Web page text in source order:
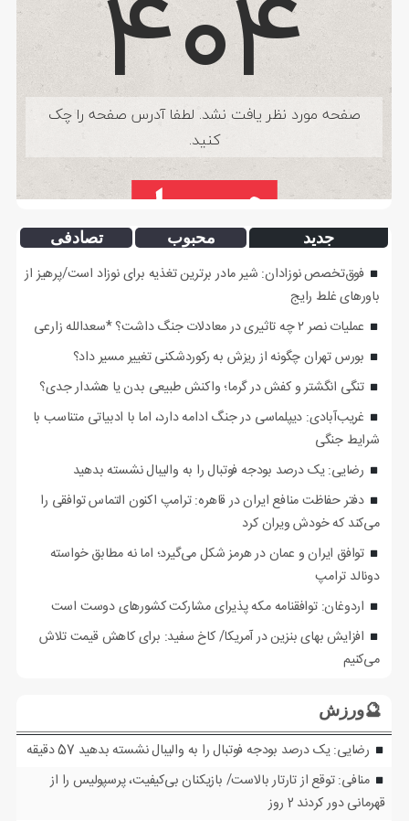
جدید محبوب تصادفی
فوق‌تخصص نوزادان: شیر مادر برترین تغذیه برای نوزاد است/پرهیز از
باورهای غلط رایج
عملیات نصر ۲ چه تاثیری در معادلات جنگ داشت؟ *سعدالله زارعی
بورس تهران چگونه از ریزش به رکوردشکنی تغییر مسیر داد؟
تنگی انگشتر و کفش در گرما؛ واکنش طبیعی بدن یا هشدار جدی؟
غریب‌آبادی: دیپلماسی در جنگ ادامه دارد، اما با ادبیاتی متناسب با
شرایط جنگی
رضایی: یک درصد بودجه فوتبال را به والیبال نشسته بدهید
دفتر حفاظت منافع ایران در قاهره: ترامپ اکنون التماس توافقی را
می‌کند که خودش ویران کرد
توافق ایران و عمان در هرمز شکل می‌گیرد؛ اما نه مطابق خواسته
دونالد ترامپ
اردوغان: توافقنامه مکه پذیرای مشارکت کشورهای دوست است
افزایش بهای بنزین در آمریکا/ کاخ سفید: برای کاهش قیمت تلاش
می‌کنیم
🔮ورزش
رضایی: یک درصد بودجه فوتبال را به والیبال نشسته بدهید 57 دقیقه
منافی: توقع از تارتار بالاست/ بازیکنان بی‌کیفیت، پرسپولیس را از
قهرمانی دور کردند 2 روز